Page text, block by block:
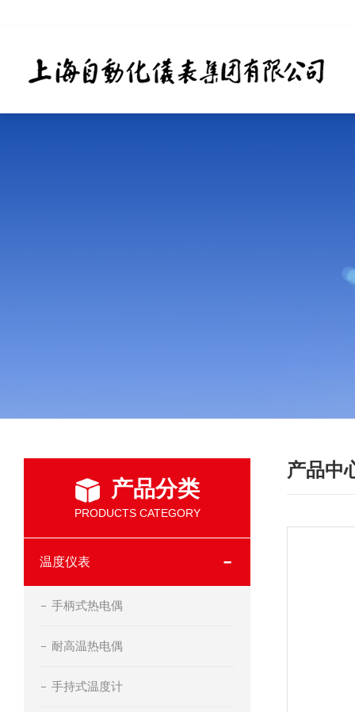
产品分类
PRODUCTS CATEGORY
温度仪表
手柄式热电偶
耐高温热电偶
手持式温度计
产品中